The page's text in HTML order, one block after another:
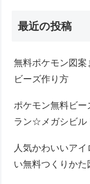
最近の投稿
無料ポケモン図
ビーズ作り方
ポケモン無料ビ
ラン☆メガシビル
人気かわいいア
い無料つくりかた